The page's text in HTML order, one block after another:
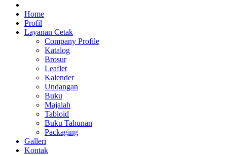
Mitra Media Percetakan Bekasi
0813-1670-6191
0813-1670-6191 (Call/WA) Perusahaan Tempat Alamat Jasa Pusat
Percetakan Bekasi Barat Timur Utara Selatan Murah 24 Jam
Home
Profil
Layanan Cetak
Company Profile
Katalog
Brosur
Leaflet
Kalender
Undangan
Buku
Majalah
Tabloid
Buku Tahunan
Packaging
Galleri
Kontak